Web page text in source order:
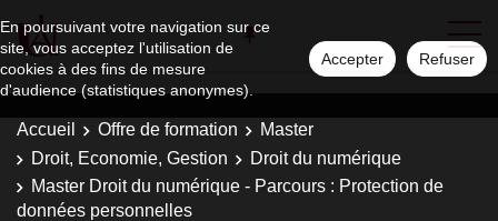
En poursuivant votre navigation sur ce
site, vous acceptez l'utilisation de
cookies à des fins de mesure
d'audience (statistiques anonymes).
Accepter Refuser
Accueil Offre de formation
Master
Droit, Economie, Gestion
Droit du numérique
Master Droit du numérique - Parcours : Protection de
données personnelles